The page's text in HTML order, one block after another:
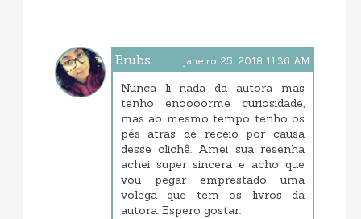
Brubs. janeiro 25, 2018 11:36 AM
Nunca li nada da autora mas
tenho enoooorme curiosidade,
mas ao mesmo tempo tenho os
pés atras de receio por causa
desse clichê. Amei sua resenha
achei super sincera e acho que
vou pegar emprestado uma
volega que tem os livros da
autora. Espero gostar.